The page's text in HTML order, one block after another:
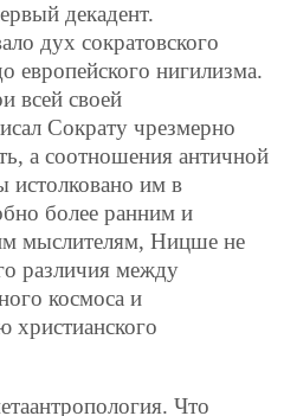
декадент.
дух сократовского
европейского нигилизма.
всей своей
Сократу чрезмерно
а соотношения античной
истолковано им в
более ранним и
мыслителям, Ницше не
различия между
космоса и
христианского
Что